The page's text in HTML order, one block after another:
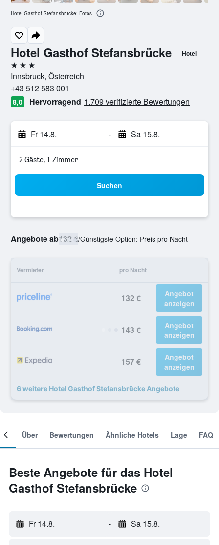
Hotel Gasthof Stefansbrücke Hotel
3 Sterne
Innsbruck, Österreich
+43 512 583 001
8,0 Hervorragend 1.709 verifizierte Bewertungen
Fr 14.8. - Sa 15.8.
2 Gäste, 1 Zimmer
Suchen
Angebote ab132 €/Günstigste Option: Preis pro Nacht
Vermieter pro Nacht
132 €
Angebot
anzeigen
143 €
Angebot
anzeigen
157 €
Angebot
anzeigen
6 weitere Hotel Gasthof Stefansbrücke Angebote
Hotel Gasthof Stefansbrücke: Fotos
Über Bewertungen Ähnliche Hotels Lage FAQ
Beste Angebote für das Hotel
Gasthof Stefansbrücke
Fr 14.8. - Sa 15.8.